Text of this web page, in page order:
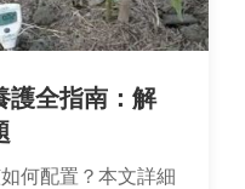
護全指南：解
何配置？本文詳細